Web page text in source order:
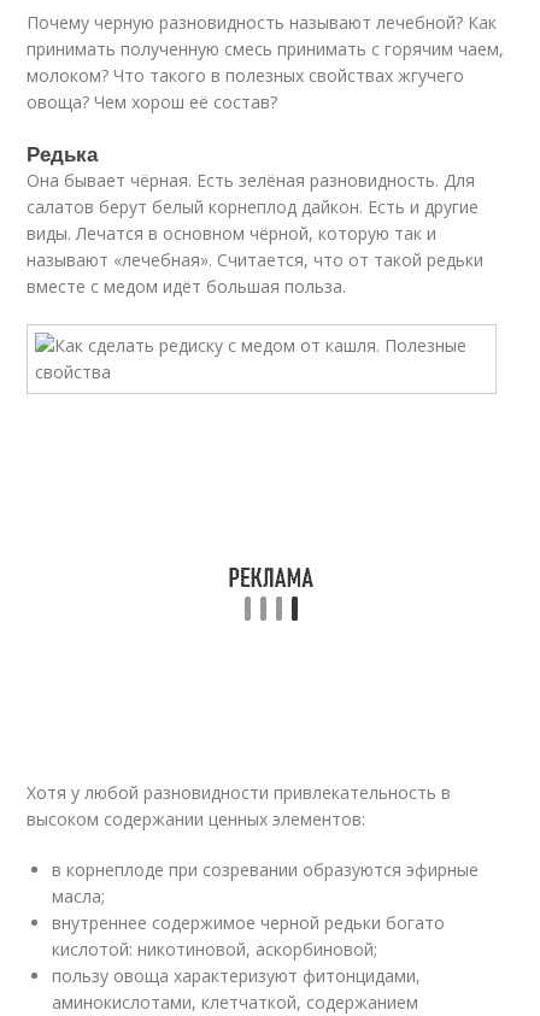
Почему черную разновидность называют лечебной? Как
принимать полученную смесь принимать с горячим чаем,
молоком? Что такого в полезных свойствах жгучего
овоща? Чем хорош её состав?
Редька
Она бывает чёрная. Есть зелёная разновидность. Для
салатов берут белый корнеплод дайкон. Есть и другие
виды. Лечатся в основном чёрной, которую так и
называют «лечебная». Считается, что от такой редьки
вместе с медом идёт большая польза.
Хотя у любой разновидности привлекательность в
высоком содержании ценных элементов:
в корнеплоде при созревании образуются эфирные
масла;
внутреннее содержимое черной редьки богато
кислотой: никотиновой, аскорбиновой;
пользу овоща характеризуют фитонцидами,
аминокислотами, клетчаткой, содержанием